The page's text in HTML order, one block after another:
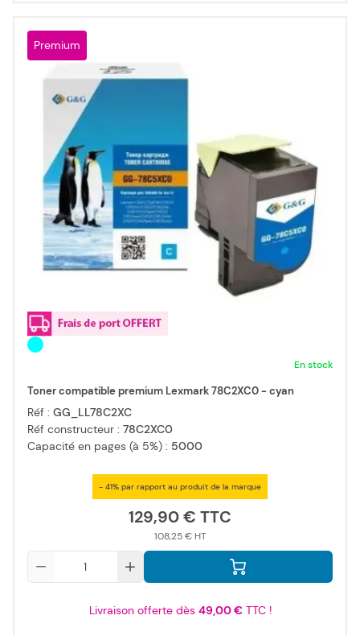
Premium
En stock
Toner compatible premium Lexmark 78C2XC0 - cyan
Réf : GG_LL78C2XC
Réf constructeur : 78C2XC0
Capacité en pages (à 5%) : 5000
- 41% par rapport au produit de la marque
129,90 €
108,25 €
Livraison offerte dès 49,00 €TTC !